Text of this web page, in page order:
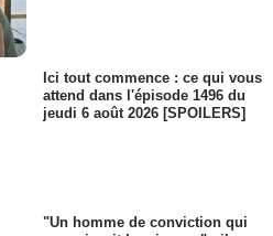
Ici tout commence : ce qui vous
attend dans l'épisode 1496 du
jeudi 6 août 2026 [SPOILERS]
"Un homme de conviction qui